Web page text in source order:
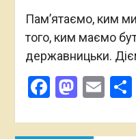
Пам’ятаємо, ким
того, ким маємо
державницьки.
Facebook
Навігація